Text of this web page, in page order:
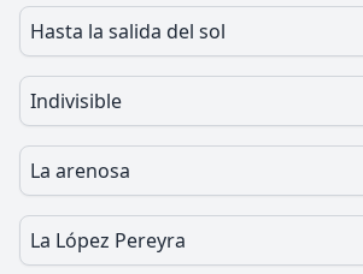
Hasta la salida del sol
Indivisible
La arenosa
La López Pereyra